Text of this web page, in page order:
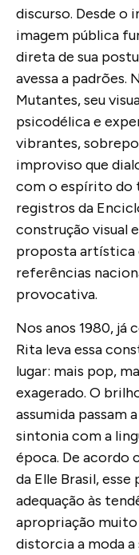
discurso. Desde o
imagem pública
direta de sua
avessa a padrões.
Mutantes, seu
psicodélica e
vibrantes,
improviso que
com o espírito do
registros da
construção visual
proposta artística
referências
provocativa.
Nos anos 1980, já
Rita leva essa
lugar: mais pop,
exagerado. O
assumida passam
sintonia com a
época. De acordo
da Elle Brasil,
adequação às
apropriação
distorcia a moda